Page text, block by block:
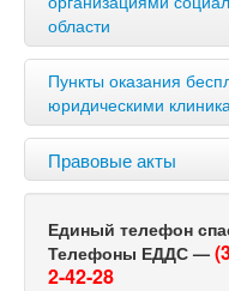
области
Пункты оказания
юридическими
Правовые акты
Единый телефон
Телефоны ЕДДС —
2-42-28